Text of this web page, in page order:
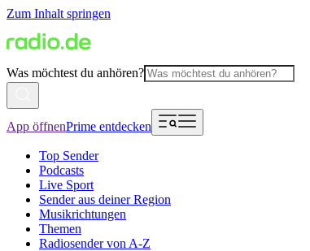
Zum Inhalt springen
Was möchtest du anhören?
App öffnenPrime entdecken
Top Sender
Podcasts
Live Sport
Sender aus deiner Region
Musikrichtungen
Themen
Radiosender von A-Z